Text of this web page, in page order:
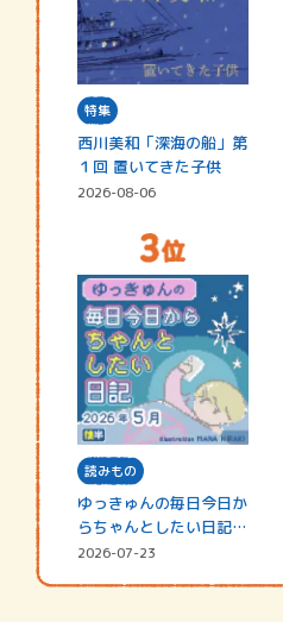
特集
西川美和「深海の船」第
１回 置いてきた子供
2026-08-06
読みもの
ゆっきゅんの毎日今日か
らちゃんとしたい日記
☆202…
2026-07-23